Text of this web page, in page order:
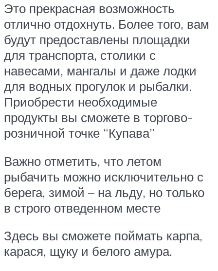
Это прекрасная возможность
отлично отдохнуть. Более того, вам
будут предоставлены площадки
для транспорта, столики с
навесами, мангалы и даже лодки
для водных прогулок и рыбалки.
Приобрести необходимые
продукты вы сможете в торгово-
розничной точке “Купава”
Важно отметить, что летом
рыбачить можно исключительно с
берега, зимой – на льду, но только
в строго отведенном месте
Здесь вы сможете поймать карпа,
карася, щуку и белого амура.